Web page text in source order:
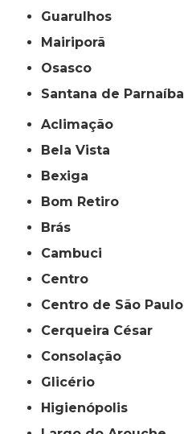
Guarulhos
Mairiporã
Osasco
Santana de Parnaíba
Aclimação
Bela Vista
Bexiga
Bom Retiro
Brás
Cambuci
Centro
Centro de São Paulo
Cerqueira César
Consolação
Glicério
Higienópolis